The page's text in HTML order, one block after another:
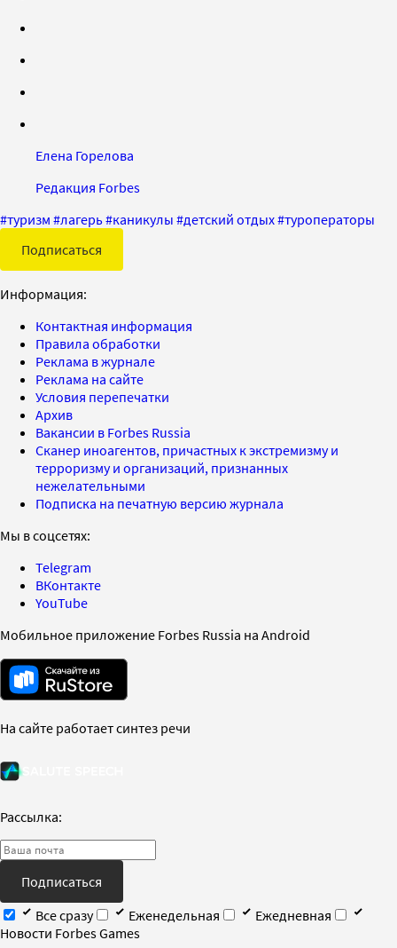
Елена Горелова
Редакция Forbes
#туризм #лагерь#каникулы #детский отдых#туроператоры
Подписаться
Информация:
Контактная информация
Правила обработки
Реклама в журнале
Реклама на сайте
Условия перепечатки
Архив
Вакансии в Forbes Russia
Сканер иноагентов, причастных к экстремизму и
терроризму и организаций, признанных
нежелательными
Подписка на печатную версию журнала
Мы в соцсетях:
Telegram
ВКонтакте
YouTube
Мобильное приложение Forbes Russia на Android
На сайте работает синтез речи
Рассылка:
Подписаться
Все сразу
Еженедельная
Ежедневная
Новости Forbes Games